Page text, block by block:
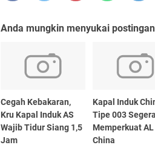
Anda mungkin menyukai
Cegah Kebakaran,
Kru Kapal Induk AS
Wajib Tidur Siang 1,5
Jam
Kapal Induk
Tipe 003 Segera
Memperkuat AL
China